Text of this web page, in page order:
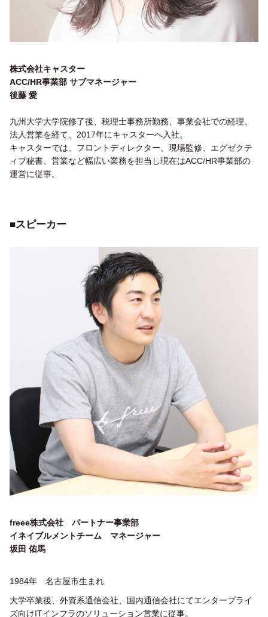
株式会社キャスター
ACC/HR事業部 サブマネージャー
後藤 愛
九州大学大学院修了後、税理士事務所勤務、事業会社での経理、
法人営業を経て、2017年にキャスターへ入社。
キャスターでは、フロントディレクター、現場監修、エグゼクテ
ィブ秘書、営業など幅広い業務を担当し現在はACC/HR事業部の
運営に従事。
■スピーカー
freee株式会社 パートナー事業部
イネイブルメントチーム マネージャー
坂田 佑馬
1984年 名古屋市生まれ
大学卒業後、外資系通信会社、国内通信会社にてエンタープライ
ズ向けITインフラのソリューション営業に従事。